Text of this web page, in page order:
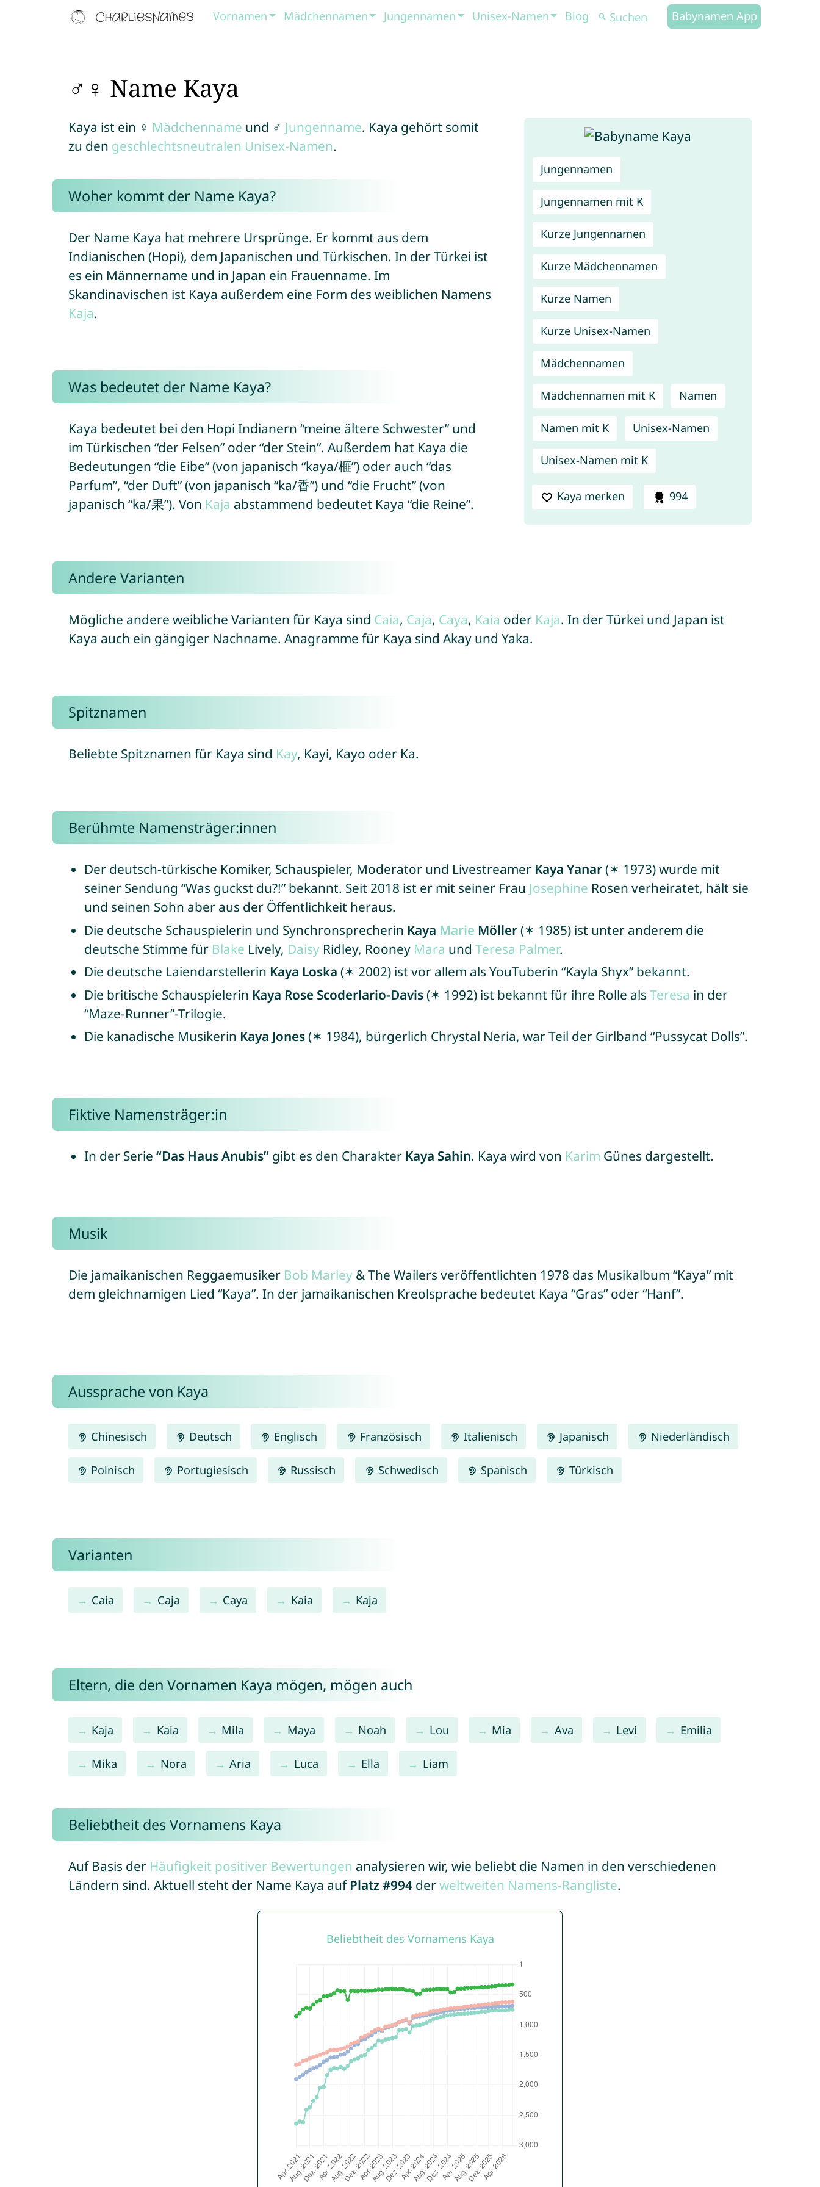
Vornamen Mädchennamen Jungennamen Unisex-Namen Blog Babynamen App
♂♀ Name Kaya
Jungennamen
Jungennamen mit K
Kurze Jungennamen
Kurze Mädchennamen
Kurze Namen
Kurze Unisex-Namen
Mädchennamen
Mädchennamen mit K Namen
Namen mit K Unisex-Namen
Unisex-Namen mit K
Kaya merken 994
Kaya ist ein ♀ Mädchenname und ♂ Jungenname. Kaya gehört somit
zu den geschlechtsneutralen Unisex-Namen.
Woher kommt der Name Kaya?
Der Name Kaya hat mehrere Ursprünge. Er kommt aus dem
Indianischen (Hopi), dem Japanischen und Türkischen. In der Türkei ist
es ein Männername und in Japan ein Frauenname. Im
Skandinavischen ist Kaya außerdem eine Form des weiblichen Namens
Kaja.
Was bedeutet der Name Kaya?
Kaya bedeutet bei den Hopi Indianern “meine ältere Schwester” und
im Türkischen “der Felsen” oder “der Stein”. Außerdem hat Kaya die
Bedeutungen “die Eibe” (von japanisch “kaya/榧”) oder auch “das
Parfum”, “der Duft” (von japanisch “ka/香”) und “die Frucht” (von
japanisch “ka/果”). Von Kaja abstammend bedeutet Kaya “die Reine”.
Andere Varianten
Mögliche andere weibliche Varianten für Kaya sind Caia, Caja, Caya, Kaia oder Kaja. In der Türkei und Japan ist
Kaya auch ein gängiger Nachname. Anagramme für Kaya sind Akay und Yaka.
Spitznamen
Beliebte Spitznamen für Kaya sind Kay, Kayi, Kayo oder Ka.
Berühmte Namensträger:innen
Der deutsch-türkische Komiker, Schauspieler, Moderator und Livestreamer Kaya Yanar(✶ 1973) wurde mit
seiner Sendung “Was guckst du?!” bekannt. Seit 2018 ist er mit seiner Frau Josephine Rosen verheiratet, hält sie
und seinen Sohn aber aus der Öffentlichkeit heraus.
Die deutsche Schauspielerin und Synchronsprecherin Kaya Marie Möller(✶ 1985) ist unter anderem die
deutsche Stimme für Blake Lively, DaisyRidley, Rooney Mara und Teresa Palmer.
Die deutsche Laiendarstellerin Kaya Loska (✶ 2002) ist vor allem als YouTuberin “Kayla Shyx” bekannt.
Die britische Schauspielerin Kaya Rose Scoderlario-Davis(✶ 1992) ist bekannt für ihre Rolle als Teresa in der
“Maze-Runner”-Trilogie.
Die kanadische Musikerin Kaya Jones(✶ 1984), bürgerlich Chrystal Neria, war Teil der Girlband “Pussycat Dolls”.
Fiktive Namensträger:in
In der Serie “Das Haus Anubis”gibt es den Charakter Kaya Sahin. Kaya wird von Karim Günes dargestellt.
Musik
Die jamaikanischen Reggaemusiker Bob Marley& The Wailers veröffentlichten 1978 das Musikalbum “Kaya” mit
dem gleichnamigen Lied “Kaya”. In der jamaikanischen Kreolsprache bedeutet Kaya “Gras” oder “Hanf”.
Aussprache von Kaya
Chinesisch Deutsch Englisch Französisch Italienisch Japanisch Niederländisch
Polnisch Portugiesisch Russisch Schwedisch Spanisch Türkisch
Varianten
Caia Caja Caya Kaia Kaja
Eltern, die den Vornamen Kaya mögen, mögen auch
Kaja Kaia Mila Maya Noah Lou Mia Ava Levi Emilia
Mika Nora Aria Luca Ella Liam
Beliebtheit des Vornamens Kaya
Auf Basis der Häufigkeit positiver Bewertungen analysieren wir, wie beliebt die Namen in den verschiedenen
Ländern sind. Aktuell steht der Name Kaya auf Platz #994derweltweiten Namens-Rangliste.